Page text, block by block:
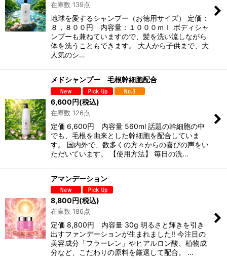
在庫数 139点
地球を愛するシャンプー（お徳用サイズ） 定価：
８，８００円 内容量：１０００ｍｌ ボディシャ
ンプーも兼ねていますので、髪を洗い流しながら
体を洗うこともできます。 大人から子供まで、大
人気のシ…
メドシャンプー 毛根幹細胞配合
6,600円(税込)
在庫数 126点
定価 6,600円 内容量 560ml 話題の幹細胞の中
でも、毛根を由来とした幹細胞を配合していま
す。 国内外で、数多くの方々からの喜びの声をい
ただいています。 【使用方法】 毎日の洗…
アマンデーション
8,800円(税込)
在庫数 186点
定価 8,800円 内容量 30g 明るさと輝きを引き
出すファンデーションが生まれました!! 今注目の
美容成分「フラーレン」やヒアルロン酸、植物成
分など、こだわりの原料を厳選して配合。 …